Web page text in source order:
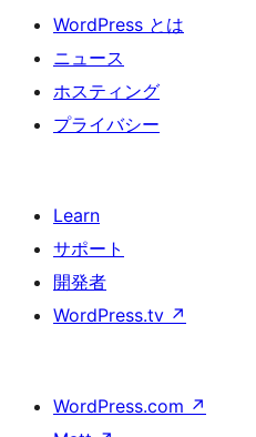
WordPress とは
ニュース
ホスティング
プライバシー
Learn
サポート
開発者
WordPress.tv ↗
WordPress.com ↗